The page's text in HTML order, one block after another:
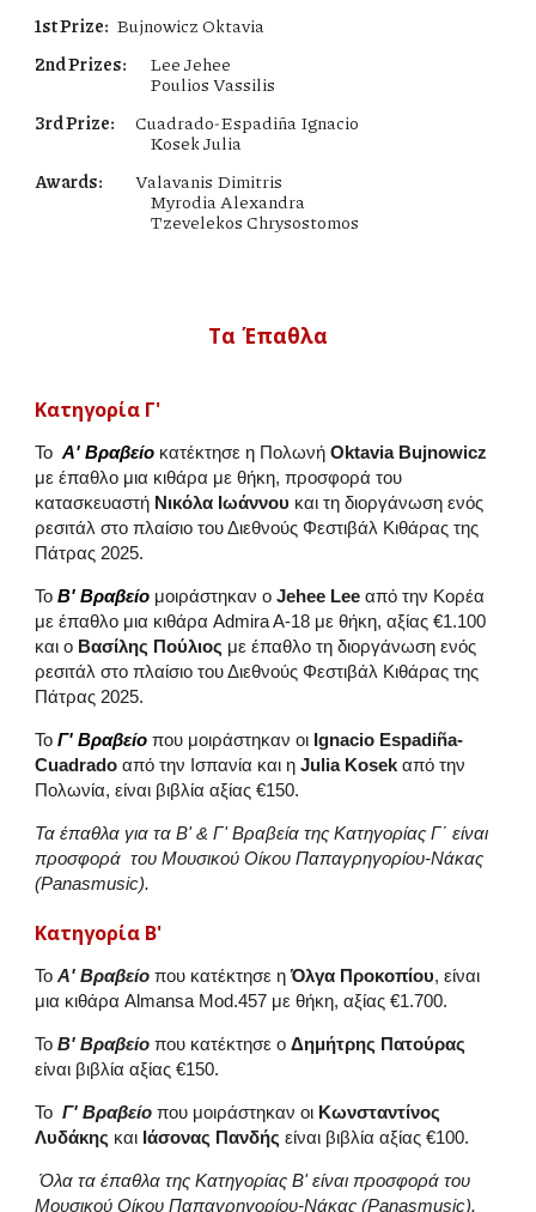
1st Prize: Bujnowicz Oktavia
2nd Prizes:
Lee Jehee
Poulios Vassilis
3rd Prize:
Cuadrado-Espadiña Ignacio
Kosek Julia
Awards:
Valavanis Dimitris
Myrodia Alexandra
Tzevelekos Chrysostomos
Τα Έπαθλα
Κατηγορία Γ'
Το Α' Βραβείο κατέκτησε η ΠολωνήOktavia Bujnowicz
με έπαθλο μια κιθάρα με θήκη, προσφορά του
κατασκευαστή Νικόλα Ιωάννου καιτη διοργάνωση ενός
ρεσιτάλ στο πλαίσιο του Διεθνούς Φεστιβάλ Κιθάρας της
Πάτρας 2025.
ΤοΒ' Βραβείο μοιράστηκαν οJehee Lee από την Κορέα
με έπαθλο μια κιθάρα Admira A-18 με θήκη, αξίας €1.100
και ο Βασίλης Πούλιος με έπαθλο τη διοργάνωση ενός
ρεσιτάλ στο πλαίσιο του Διεθνούς Φεστιβάλ Κιθάρας της
Πάτρας 2025.
ΤοΓ' Βραβείο που μοιράστηκαν οι Ignacio Espadiña-
Cuadrado από την Ισπανία και ηJulia Kosek από την
Πολωνία, είναι βιβλία αξίας €150.
Τα έπαθλα για ταΒ'&Γ'Βραβεία της Κατηγορίας Γ΄ είναι
προσφορά του Μουσικού Οίκου Παπαγρηγορίου-Νάκας
(Panasmusic).
Κατηγορία Β'
ΤοΑ' Βραβείο που κατέκτησε ηΌλγα Προκοπίου, είναι
μια κιθάρα Almansa Mod.457 με θήκη, αξίας €1.700.
ΤοΒ' Βραβείο που κατέκτησε οΔημήτρης Πατούρας
είναι βιβλία αξίας €150.
ΤοΓ' Βραβείο που μοιράστηκαν οι Κωνσταντίνος
Λυδάκης και Ιάσονας Πανδής είναι βιβλία αξίας €100.
Όλα τα έπαθλα της Κατηγορίας Β' είναι προσφορά του
Μουσικού Οίκου Παπαγρηγορίου-Νάκας (Panasmusic).